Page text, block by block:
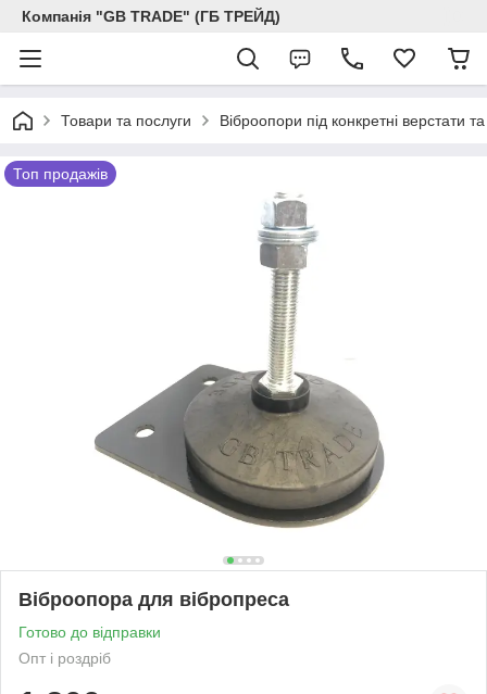
Компанія "GB TRADE" (ГБ ТРЕЙД)
Товари та послуги Віброопори під конкретні верстати
Топ продажів
Віброопора для вібропреса
Готово до відправки
Опт і роздріб